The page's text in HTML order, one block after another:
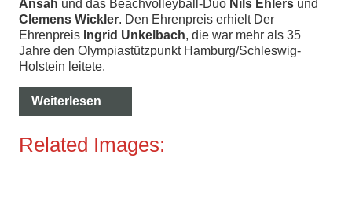
Ansah und das Beachvolleyball-Duo Nils Ehlers und
Clemens Wickler. Den Ehrenpreis erhielt Der
Ehrenpreis Ingrid Unkelbach, die war mehr als 35
Jahre den Olympiastützpunkt Hamburg/Schleswig-
Holstein leitete.
Weiterlesen
Related Images: